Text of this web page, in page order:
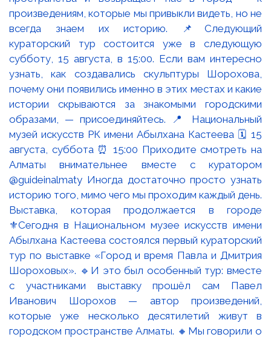
Выставка, которая продолжается в городе
⚜️Сегодня в Национальном музее искусств имени
Абылхана Кастеева состоялся первый кураторский
тур по выставке «Город и время Павла и Дмитрия
Шороховых». 🔹И это был особенный тур: вместе
с участниками выставку прошёл сам Павел
Иванович Шорохов — автор произведений,
которые уже несколько десятилетий живут в
городском пространстве Алматы. 🔸Мы говорили о